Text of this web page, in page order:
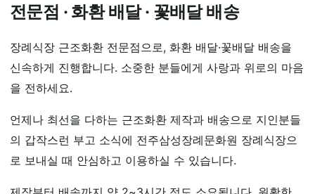
전문점 · 화환 배달 · 꽃배달 배송
장례식장 근조화환 전문점으로, 화환 배달·꽃배달 배송을
신속하게 진행합니다. 소중한 분들에게 사랑과 위로의 마음
을 전하세요.
언제나 최선을 다하는 근조화환 제작과 배송으로 지인분들
의 갑작스런 부고 소식에 전주삼성장례문화원 장례식장으
로 보내실 때 안심하고 이용하실 수 있습니다.